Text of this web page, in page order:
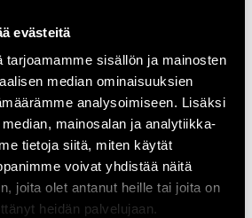
evästeitä
tarjoamamme sisällön ja mainosten
median ominaisuuksien
analysoimiseen. Lisäksi
mainosalan ja analytiikka-
tietoja siitä, miten käytät
voivat yhdistää näitä
joita olet antanut heille tai joita on
heidän palvelujaan.
INSTRUMENTTI
Vocals
Drums
Bass
Guitar
Guitar